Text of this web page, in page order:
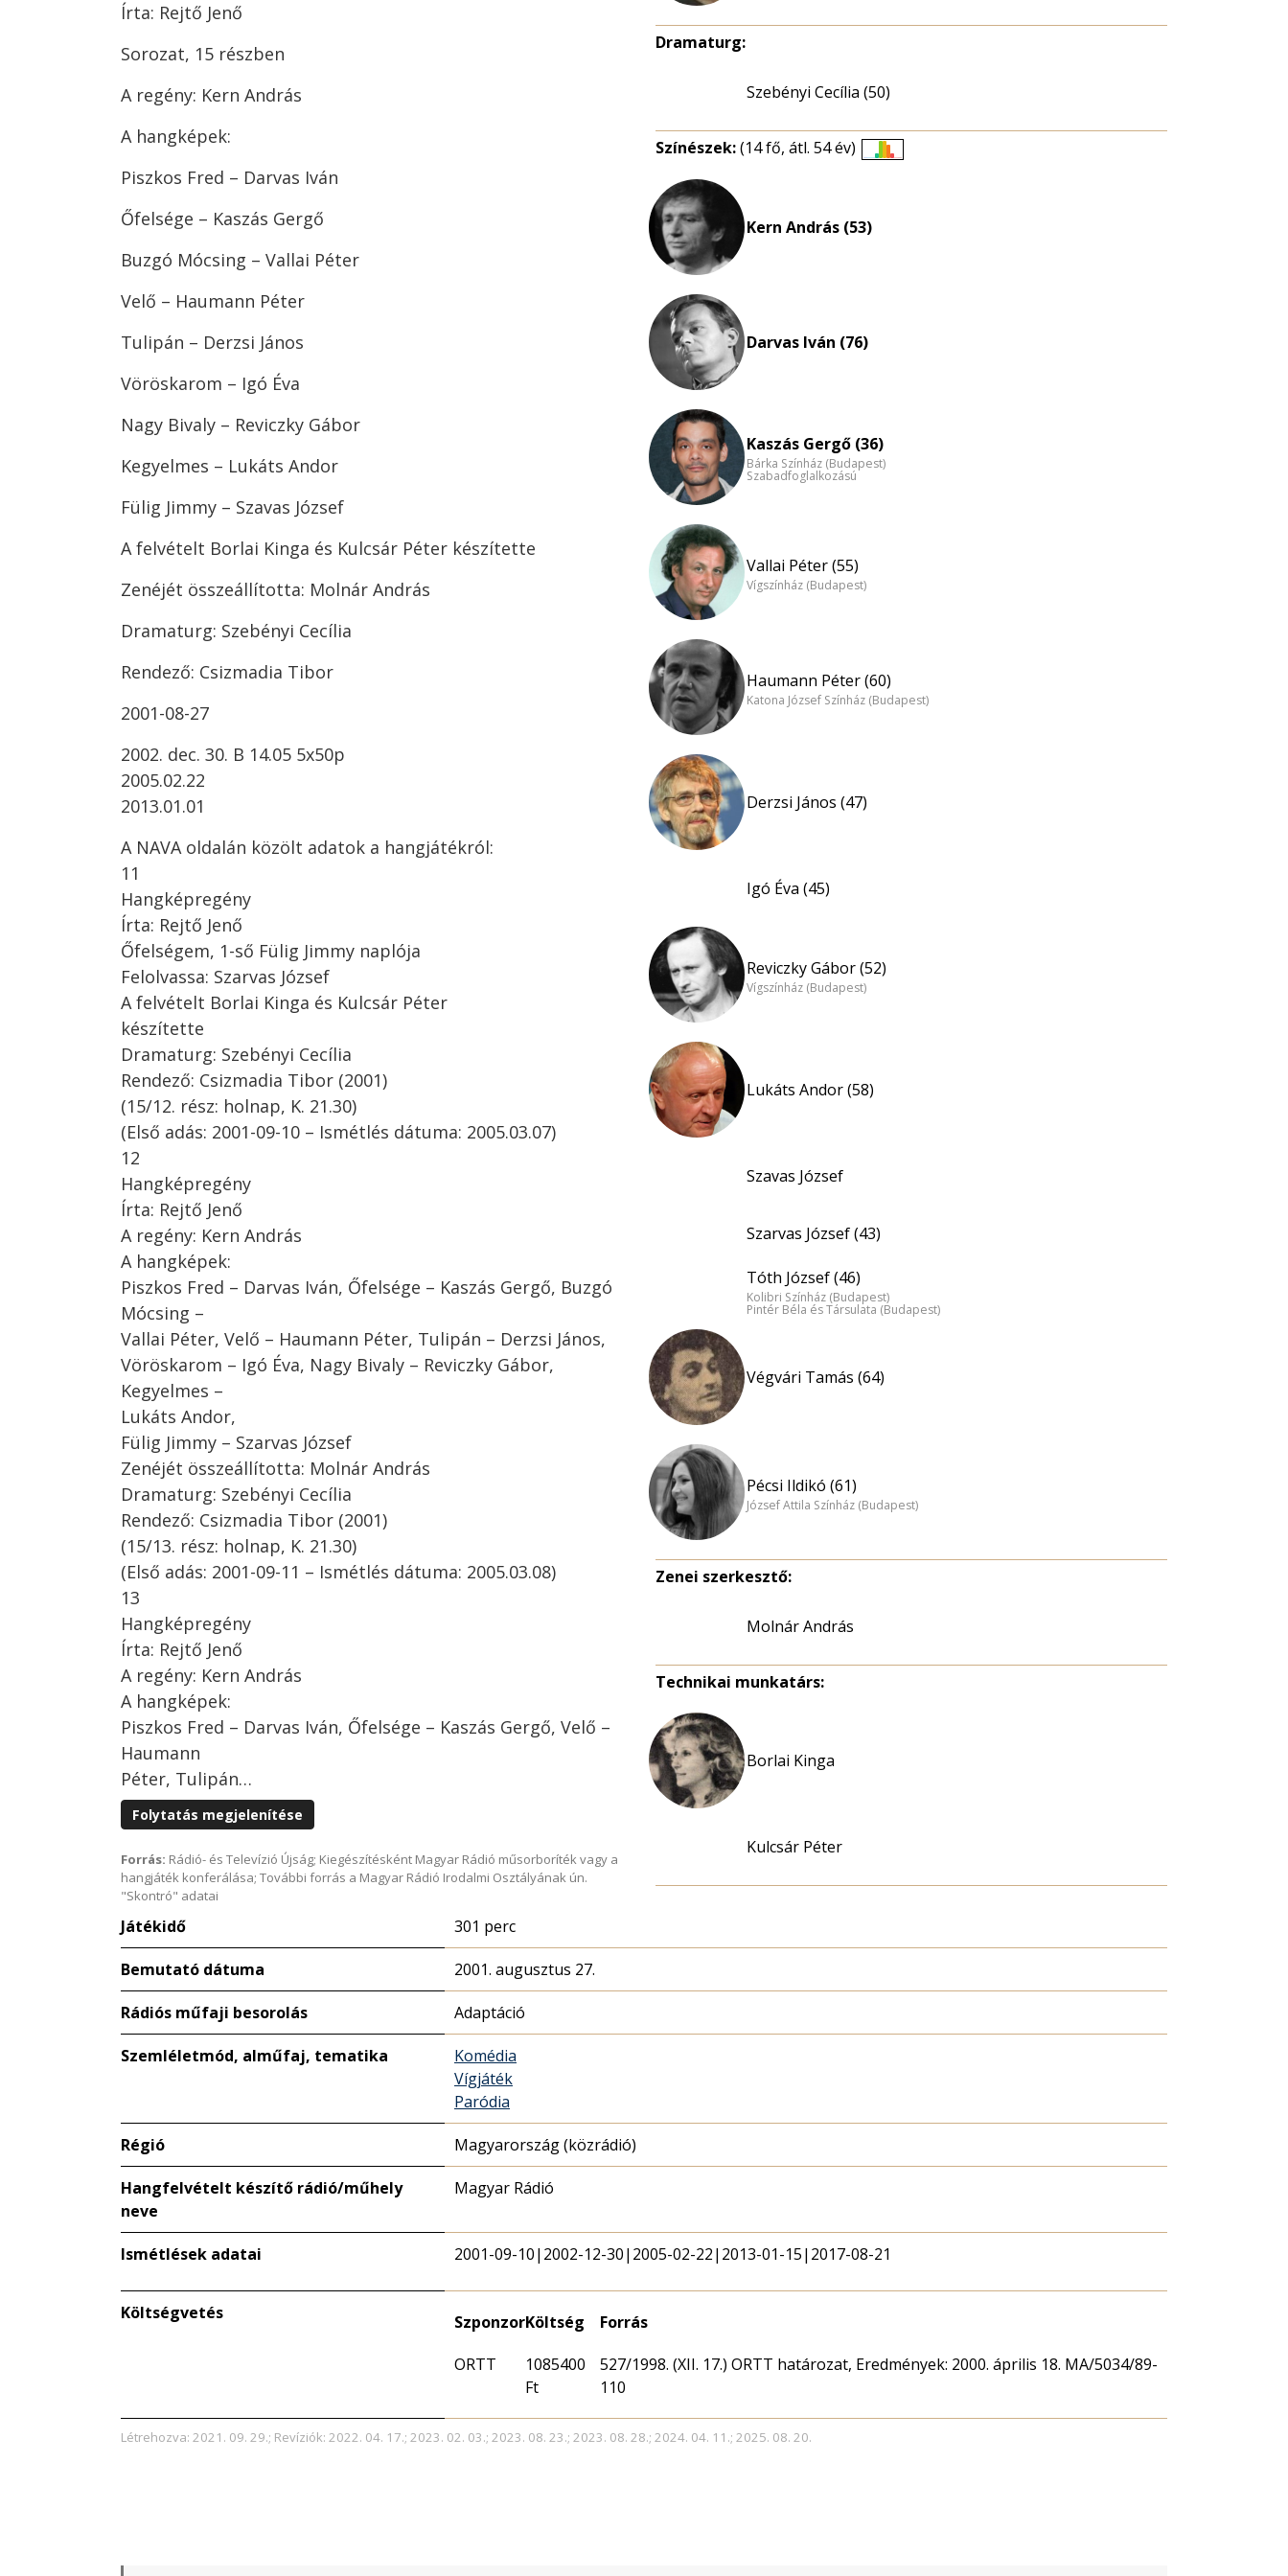
Írta: Rejtő Jenő
Sorozat, 15 részben
A regény: Kern András
A hangképek:
Piszkos Fred – Darvas Iván
Őfelsége – Kaszás Gergő
Buzgó Mócsing – Vallai Péter
Velő – Haumann Péter
Tulipán – Derzsi János
Vöröskarom – Igó Éva
Nagy Bivaly – Reviczky Gábor
Kegyelmes – Lukáts Andor
Fülig Jimmy – Szavas József
A felvételt Borlai Kinga és Kulcsár Péter készítette
Zenéjét összeállította: Molnár András
Dramaturg: Szebényi Cecília
Rendező: Csizmadia Tibor
2001-08-27
2002. dec. 30. B 14.05 5x50p
2005.02.22
2013.01.01
A NAVA oldalán közölt adatok a hangjátékról:
11
Hangképregény
Írta: Rejtő Jenő
Őfelségem, 1-ső Fülig Jimmy naplója
Felolvassa: Szarvas József
A felvételt Borlai Kinga és Kulcsár Péter
készítette
Dramaturg: Szebényi Cecília
Rendező: Csizmadia Tibor (2001)
(15/12. rész: holnap, K. 21.30)
(Első adás: 2001-09-10 – Ismétlés dátuma: 2005.03.07)
12
Hangképregény
Írta: Rejtő Jenő
A regény: Kern András
A hangképek:
Piszkos Fred – Darvas Iván, Őfelsége – Kaszás Gergő, Buzgó
Mócsing –
Vallai Péter, Velő – Haumann Péter, Tulipán – Derzsi János,
Vöröskarom – Igó Éva, Nagy Bivaly – Reviczky Gábor,
Kegyelmes –
Lukáts Andor,
Fülig Jimmy – Szarvas József
Zenéjét összeállította: Molnár András
Dramaturg: Szebényi Cecília
Rendező: Csizmadia Tibor (2001)
(15/13. rész: holnap, K. 21.30)
(Első adás: 2001-09-11 – Ismétlés dátuma: 2005.03.08)
13
Hangképregény
Írta: Rejtő Jenő
A regény: Kern András
A hangképek:
Piszkos Fred – Darvas Iván, Őfelsége – Kaszás Gergő, Velő –
Haumann
Péter, Tulipán…
Folytatás megjelenítése
Forrás: Rádió- és Televízió Újság; Kiegészítésként Magyar Rádió műsorboríték vagy a
hangjáték konferálása; További forrás a Magyar Rádió Irodalmi Osztályának ún.
"Skontró" adatai
Dramaturg:
Szebényi Cecília (50)
Színészek:(14 fő, átl. 54 év)
Kern András (53)
Darvas Iván (76)
Kaszás Gergő (36)
Bárka Színház (Budapest)
Szabadfoglalkozású
Vallai Péter (55)
Vígszínház (Budapest)
Haumann Péter (60)
Katona József Színház (Budapest)
Derzsi János (47)
Igó Éva (45)
Reviczky Gábor (52)
Vígszínház (Budapest)
Lukáts Andor (58)
Szavas József
Szarvas József (43)
Tóth József (46)
Kolibri Színház (Budapest)
Pintér Béla és Társulata (Budapest)
Végvári Tamás (64)
Pécsi Ildikó (61)
József Attila Színház (Budapest)
Zenei szerkesztő:
Molnár András
Technikai munkatárs:
Borlai Kinga
Kulcsár Péter
Játékidő 301 perc
Bemutató dátuma 2001. augusztus 27.
Rádiós műfaji besorolás Adaptáció
Szemléletmód, alműfaj, tematika
Komédia
Vígjáték
Paródia
Régió Magyarország (közrádió)
Hangfelvételt készítő rádió/műhely
neve
Magyar Rádió
Ismétlések adatai 2001-09-10|2002-12-30|2005-02-22|2013-01-15|2017-08-21
Költségvetés SzponzorKöltség
Forrás
ORTT
1085400
Ft
527/1998. (XII. 17.) ORTT határozat, Eredmények: 2000. április 18. MA/5034/89-
110
Létrehozva: 2021. 09. 29.; Revíziók: 2022. 04. 17.; 2023. 02. 03.; 2023. 08. 23.; 2023. 08. 28.; 2024. 04. 11.; 2025. 08. 20.